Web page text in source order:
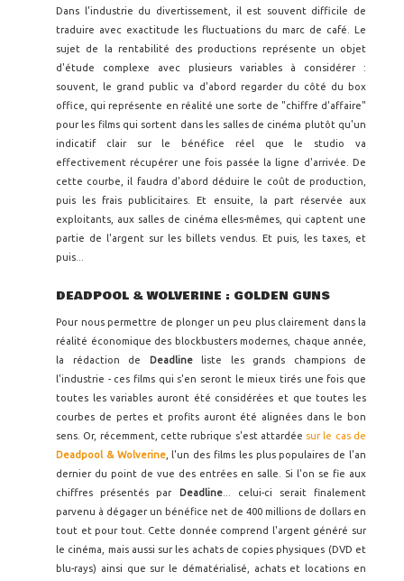
Dans l'industrie du divertissement, il est souvent difficile de
traduire avec exactitude les fluctuations du marc de café. Le
sujet de la rentabilité des productions représente un objet
d'étude complexe avec plusieurs variables à considérer :
souvent, le grand public va d'abord regarder du côté du box
office, qui représente en réalité une sorte de "chiffre d'affaire"
pour les films qui sortent dans les salles de cinéma plutôt qu'un
indicatif clair sur le bénéfice réel que le studio va
effectivement récupérer une fois passée la ligne d'arrivée. De
cette courbe, il faudra d'abord déduire le coût de production,
puis les frais publicitaires. Et ensuite, la part réservée aux
exploitants, aux salles de cinéma elles-mêmes, qui captent une
partie de l'argent sur les billets vendus. Et puis, les taxes, et
puis...
DEADPOOL & WOLVERINE : GOLDEN GUNS
Pour nous permettre de plonger un peu plus clairement dans la
réalité économique des blockbusters modernes, chaque année,
la rédaction de
Deadlineliste les grands champions de
l'industrie - ces films qui s'en seront le mieux tirés une fois que
toutes les variables auront été considérées et que toutes les
courbes de pertes et profits auront été alignées dans le bon
sens. Or, récemment, cette rubrique s'est attardée sur le cas de
Deadpool & Wolverine, l'un des films les plus populaires de l'an
dernier du point de vue des entrées en salle. Si l'on se fie aux
chiffres présentés par
Deadline... celui-ci serait finalement
parvenu à dégager un bénéfice net de 400 millions de dollars en
tout et pour tout. Cette donnée comprend l'argent généré sur
le cinéma, mais aussi sur les achats de copies physiques (DVD et
blu-rays) ainsi que sur le dématérialisé, achats et locations en